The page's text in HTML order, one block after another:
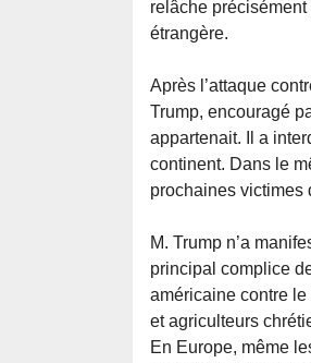
relâche
étrangère.
Après l’attaque
Trump, encouragé
appartenait. Il a
continent. Dans le
prochaines victimes
M. Trump n’a
principal complice
américaine contre
et agriculteurs
En Europe, même